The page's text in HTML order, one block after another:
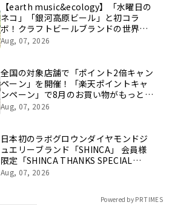
【earth music&ecology】「水曜日の
ネコ」「銀河高原ビール」と初コラ
ボ！クラフトビールブランドの世界観
を表現したアイテムが8月8日(土)発売
Aug, 07, 2026
全国の対象店舗で「ポイント2倍キャン
ペーン」を開催！「楽天ポイントキャ
ンペーン」で8月のお買い物がもっとお
得に！
Aug, 07, 2026
日本初のラボグロウンダイヤモンドジ
ュエリーブランド「SHINCA」 会員様
限定「SHINCA THANKS SPECIAL
2026 SUMMER ポイントアップキャン
Aug, 07, 2026
Powered by PR TIMES